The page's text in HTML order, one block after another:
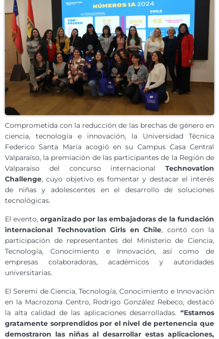
Comprometida con la reducción de las brechas de género en
ciencia, tecnología e innovación, la Universidad Técnica
Federico Santa María acogió en su Campus Casa Central
Valparaíso, la premiación de las participantes de la Región de
Valparaíso del concurso internacional Technovation
Challenge, cuyo objetivo es fomentar y destacar el interés
de niñas y adolescentes en el desarrollo de soluciones
tecnológicas.
El evento, organizado por las embajadoras de la fundación
internacional Technovation Girls en Chile, contó con la
participación de representantes del Ministerio de Ciencia,
Tecnología, Conocimiento e Innovación, así como de
empresas colaboradoras, académicos y autoridades
universitarias.
El Seremi de Ciencia, Tecnología, Conocimiento e Innovación
en la Macrozona Centro, Rodrigo González Rebeco, destacó
la alta calidad de las aplicaciones desarrolladas. “Estamos
gratamente sorprendidos por el nivel de pertenencia que
demostraron las niñas al desarrollar estas aplicaciones,